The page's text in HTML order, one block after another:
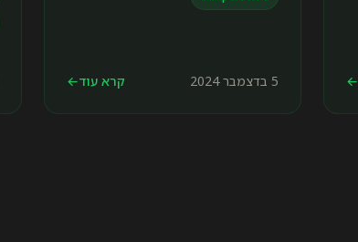
← 5 בדצמבר 2024 קרא עוד←